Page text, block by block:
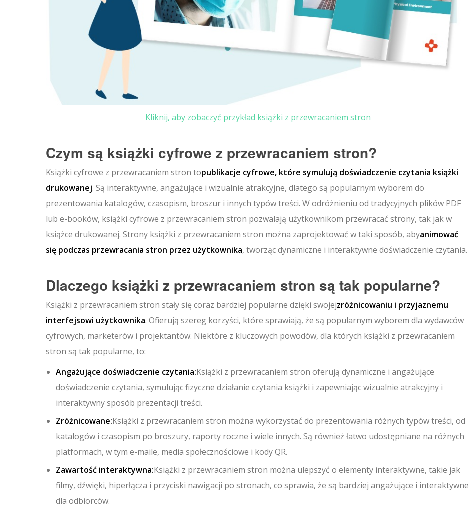
Kliknij, aby zobaczyć przykład książki z przewracaniem stron
Czym są książki cyfrowe z przewracaniem stron?
Książki cyfrowe z przewracaniem stron topublikacje cyfrowe, które symulują doświadczenie czytania książki
drukowanej. Są interaktywne, angażujące i wizualnie atrakcyjne, dlatego są popularnym wyborem do
prezentowania katalogów, czasopism, broszur i innych typów treści. W odróżnieniu od tradycyjnych plików PDF
lub e-booków, książki cyfrowe z przewracaniem stron pozwalają użytkownikom przewracać strony, tak jak w
książce drukowanej. Strony książki z przewracaniem stron można zaprojektować w taki sposób, abyanimować
się podczas przewracania stron przez użytkownika, tworząc dynamiczne i interaktywne doświadczenie czytania.
Dlaczego książki z przewracaniem stron są tak popularne?
Książki z przewracaniem stron stały się coraz bardziej popularne dzięki swojejzróżnicowaniu i przyjaznemu
interfejsowi użytkownika. Ofierują szereg korzyści, które sprawiają, że są popularnym wyborem dla wydawców
cyfrowych, marketerów i projektantów. Niektóre z kluczowych powodów, dla których książki z przewracaniem
stron są tak popularne, to:
Angażujące doświadczenie czytania:Książki z przewracaniem stron oferują dynamiczne i angażujące
doświadczenie czytania, symulując fizyczne działanie czytania książki i zapewniając wizualnie atrakcyjny i
interaktywny sposób prezentacji treści.
Zróżnicowane:Książki z przewracaniem stron można wykorzystać do prezentowania różnych typów treści, od
katalogów i czasopism po broszury, raporty roczne i wiele innych. Są również łatwo udostępniane na różnych
platformach, w tym e-maile, media społecznościowe i kody QR.
Zawartość interaktywna:Książki z przewracaniem stron można ulepszyć o elementy interaktywne, takie jak
filmy, dźwięki, hiperłącza i przyciski nawigacji po stronach, co sprawia, że są bardziej angażujące i interaktywne
dla odbiorców.